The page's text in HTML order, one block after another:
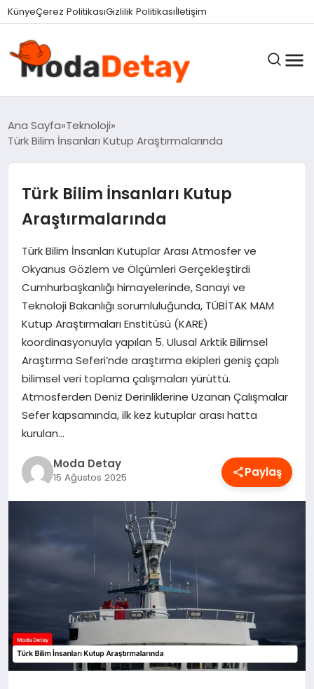
felix markets 360
felix markets yatırım
felix markets pro
felix markets
felix markets app
KünyeÇerez PolitikasıGizlilik Politikasıİletişim
GÜNDEM
EĞITIM
EKONOMI
MAGAZIN
SAĞLIK
SPOR
YAŞAM
Ana Sayfa Teknoloji
Türk Bilim İnsanları Kutup Araştırmalarında
Türk Bilim İnsanları Kutup
Araştırmalarında
Türk Bilim İnsanları Kutuplar Arası Atmosfer ve
Okyanus Gözlem ve Ölçümleri Gerçekleştirdi
Cumhurbaşkanlığı himayelerinde, Sanayi ve
Teknoloji Bakanlığı sorumluluğunda, TÜBİTAK MAM
Kutup Araştırmaları Enstitüsü (KARE)
koordinasyonuyla yapılan 5. Ulusal Arktik Bilimsel
Araştırma Seferi’nde araştırma ekipleri geniş çaplı
bilimsel veri toplama çalışmaları yürüttü.
Atmosferden Deniz Derinliklerine Uzanan Çalışmalar
Sefer kapsamında, ilk kez kutuplar arası hatta
kurulan…
Moda Detay
15 Ağustos 2025 Paylaş